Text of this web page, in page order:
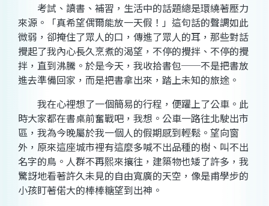
考試、讀書、補習，生活中的話題總是環繞著壓力
來源。「真希望偶爾能放一天假！」這句話的聲調如此
微弱，卻掩住了眾人的口，傳進了眾人的耳，那些對話
攪起了我內心長久烹煮的渴望，不停的攪拌、不停的攪
拌，直到沸騰。於是今天，我收拾書包──不是把書放
進去準備回家，而是把書拿出來，踏上未知的旅途。
我在心裡想了一個簡易的行程，便躍上了公車。此
時大家都在書桌前奮戰吧，我想。公車一路往北駛出市
區，我為今晚屬於我一個人的假期感到輕鬆。望向窗
外，原來這座城市裡有這麼多喊不出品種的樹、叫不出
名字的鳥。人群不再熙來攘往，建築物也矮了許多，我
驚訝地看著許久未見的自由寬廣的天空，像是甫學步的
小孩盯著偌大的棒棒糖望到出神。